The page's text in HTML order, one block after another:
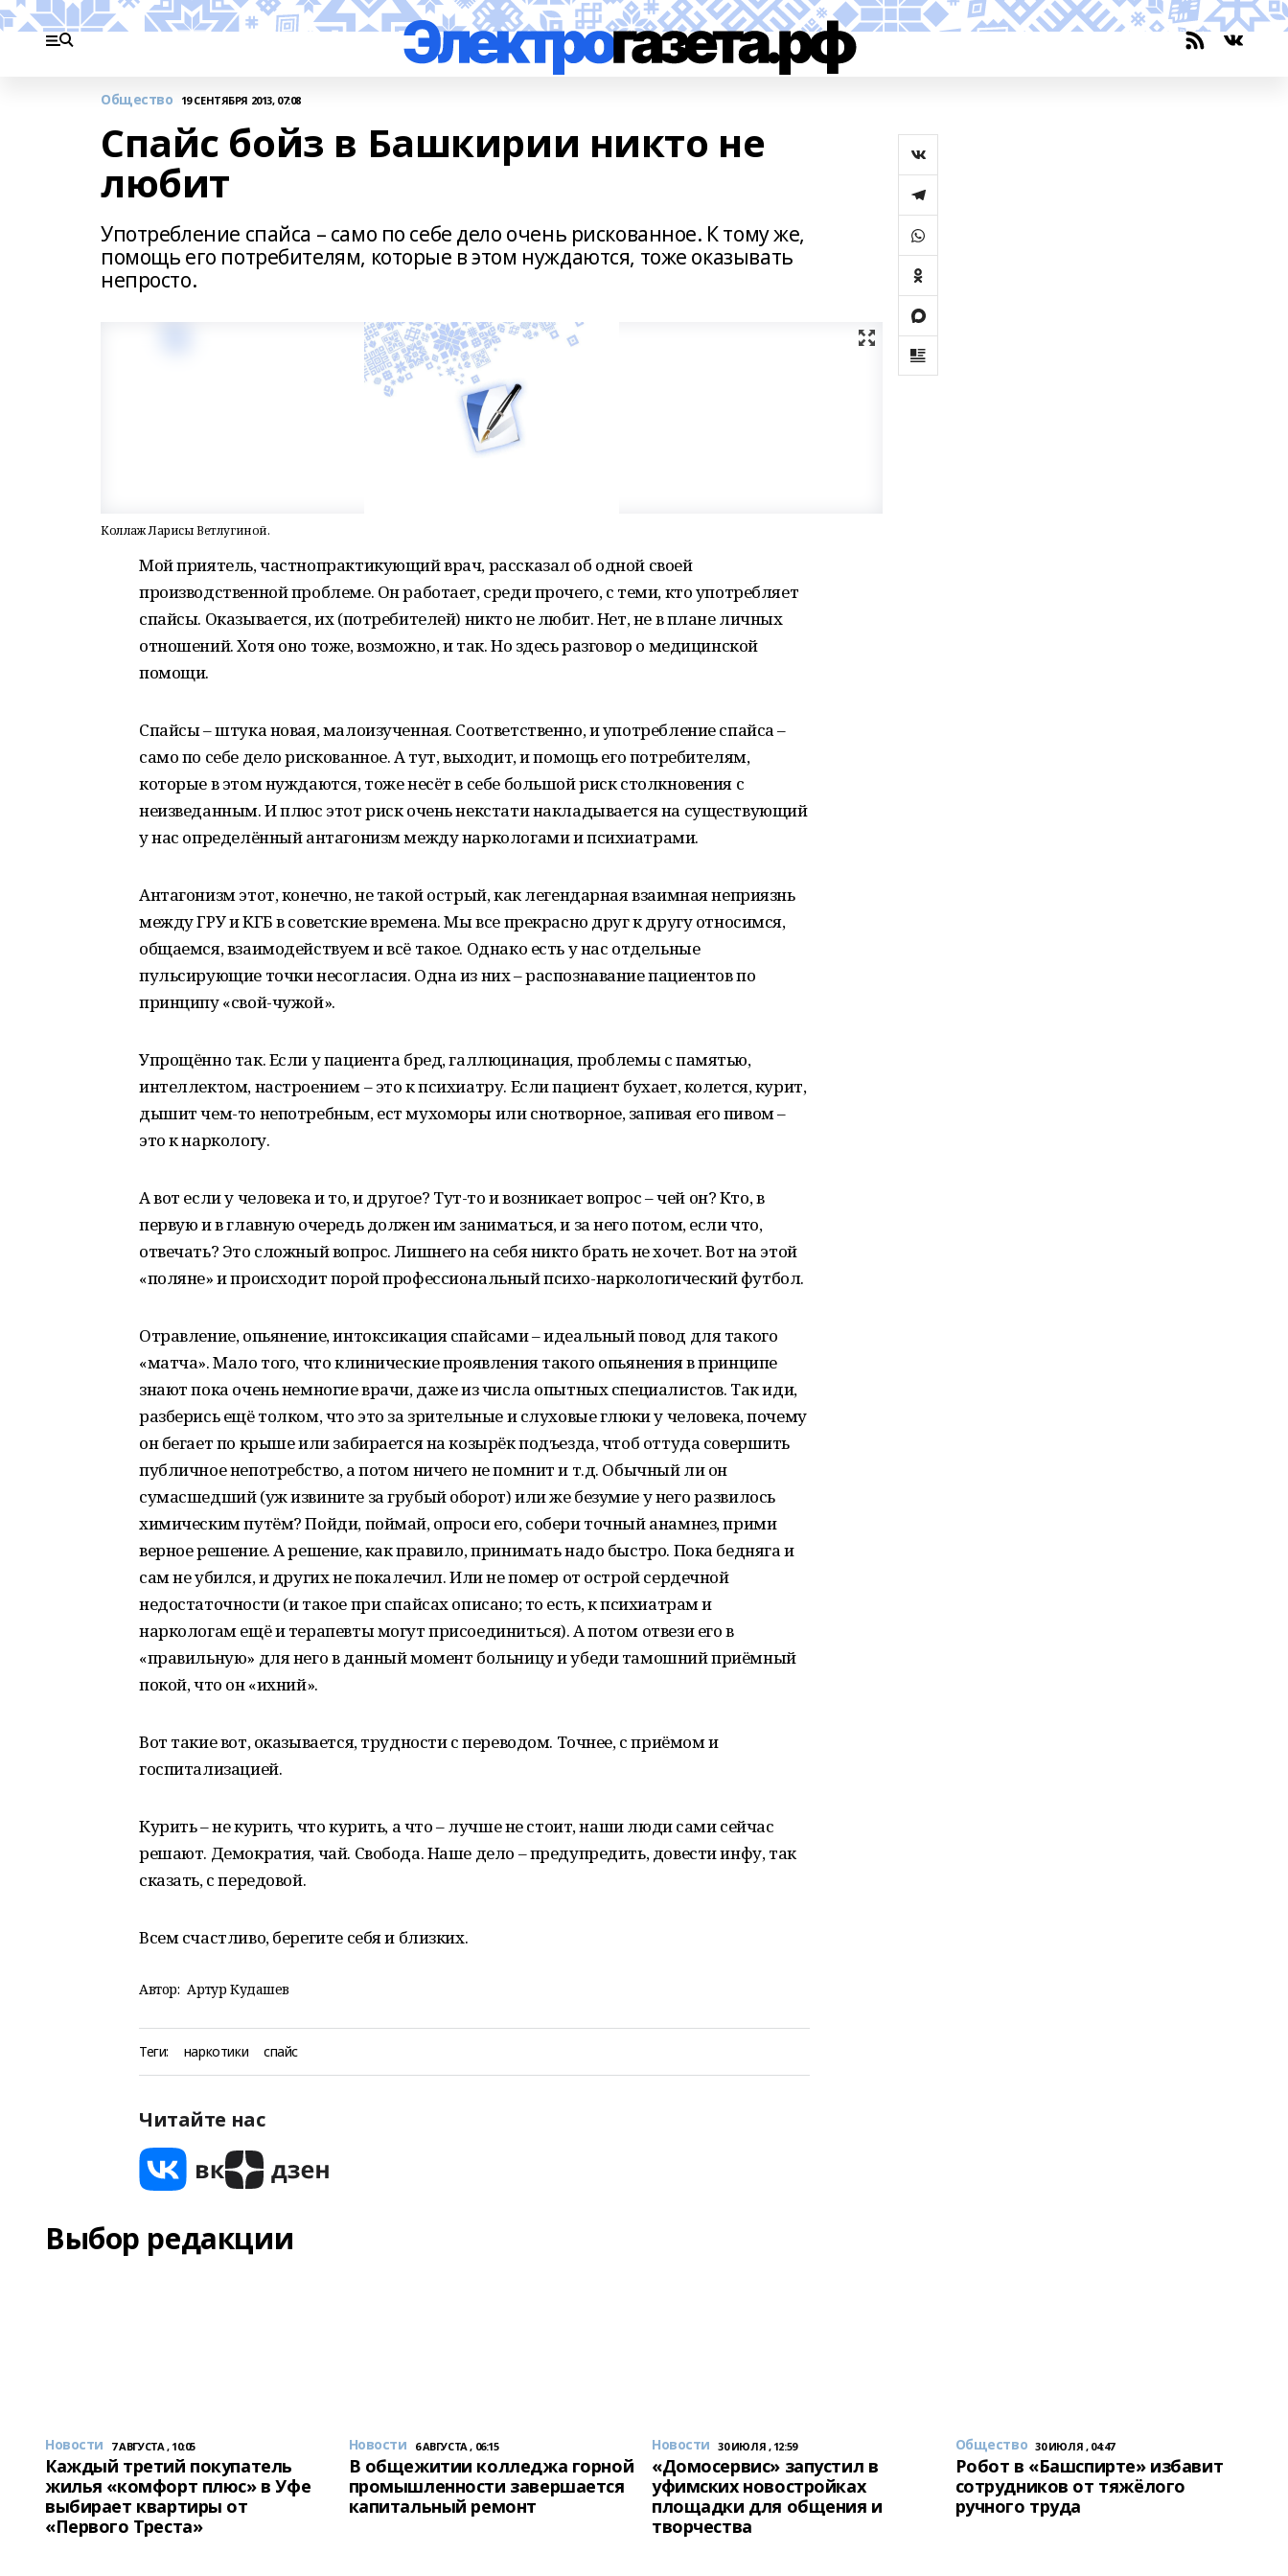
Общество 19 СЕНТЯБРЯ 2013, 07:08
Спайс бойз в Башкирии никто не
любит
Употребление спайса – само по себе дело очень рискованное. К тому же,
помощь его потребителям, которые в этом нуждаются, тоже оказывать
непросто.
Коллаж Ларисы Ветлугиной.
Мой приятель, частнопрактикующий врач, рассказал об одной своей
производственной проблеме. Он работает, среди прочего, с теми, кто употребляет
спайсы. Оказывается, их (потребителей) никто не любит. Нет, не в плане личных
отношений. Хотя оно тоже, возможно, и так. Но здесь разговор о медицинской
помощи.
Спайсы – штука новая, малоизученная. Соответственно, и употребление спайса –
само по себе дело рискованное. А тут, выходит, и помощь его потребителям,
которые в этом нуждаются, тоже несёт в себе большой риск столкновения с
неизведанным. И плюс этот риск очень некстати накладывается на существующий
у нас определённый антагонизм между наркологами и психиатрами.
Антагонизм этот, конечно, не такой острый, как легендарная взаимная неприязнь
между ГРУ и КГБ в советские времена. Мы все прекрасно друг к другу относимся,
общаемся, взаимодействуем и всё такое. Однако есть у нас отдельные
пульсирующие точки несогласия. Одна из них – распознавание пациентов по
принципу «свой-чужой».
Упрощённо так. Если у пациента бред, галлюцинация, проблемы с памятью,
интеллектом, настроением – это к психиатру. Если пациент бухает, колется, курит,
дышит чем-то непотребным, ест мухоморы или снотворное, запивая его пивом –
это к наркологу.
А вот если у человека и то, и другое? Тут-то и возникает вопрос – чей он? Кто, в
первую и в главную очередь должен им заниматься, и за него потом, если что,
отвечать? Это сложный вопрос. Лишнего на себя никто брать не хочет. Вот на этой
«поляне» и происходит порой профессиональный психо-наркологический футбол.
Отравление, опьянение, интоксикация спайсами – идеальный повод для такого
«матча». Мало того, что клинические проявления такого опьянения в принципе
знают пока очень немногие врачи, даже из числа опытных специалистов. Так иди,
разберись ещё толком, что это за зрительные и слуховые глюки у человека, почему
он бегает по крыше или забирается на козырёк подъезда, чтоб оттуда совершить
публичное непотребство, а потом ничего не помнит и т.д. Обычный ли он
сумасшедший (уж извините за грубый оборот) или же безумие у него развилось
химическим путём? Пойди, поймай, опроси его, собери точный анамнез, прими
верное решение. А решение, как правило, принимать надо быстро. Пока бедняга и
сам не убился, и других не покалечил. Или не помер от острой сердечной
недостаточности (и такое при спайсах описано; то есть, к психиатрам и
наркологам ещё и терапевты могут присоединиться). А потом отвези его в
«правильную» для него в данный момент больницу и убеди тамошний приёмный
покой, что он «ихний».
Вот такие вот, оказывается, трудности с переводом. Точнее, с приёмом и
госпитализацией.
Курить – не курить, что курить, а что – лучше не стоит, наши люди сами сейчас
решают. Демократия, чай. Свобода. Наше дело – предупредить, довести инфу, так
сказать, с передовой.
Всем счастливо, берегите себя и близких.
Автор: Артур Кудашев
Теги: наркотики спайс
Читайте нас
Выбор редакции
Новости 7 АВГУСТА , 10:05
Каждый третий покупатель
жилья «комфорт плюс» в Уфе
выбирает квартиры от
«Первого Треста»
Новости 6 АВГУСТА , 06:15
В общежитии колледжа горной
промышленности завершается
капитальный ремонт
Новости 30 ИЮЛЯ , 12:59
«Домосервис» запустил в
уфимских новостройках
площадки для общения и
творчества
Общество 30 ИЮЛЯ , 04:47
Робот в «Башспирте» избавит
сотрудников от тяжёлого
ручного труда